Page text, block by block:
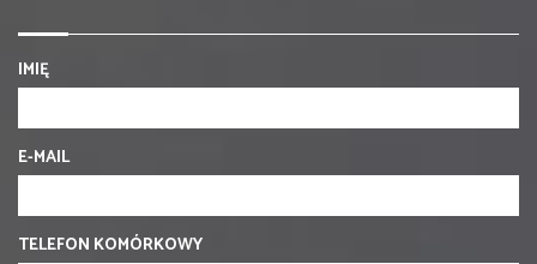
IMIĘ
E-MAIL
TELEFON KOMÓRKOWY